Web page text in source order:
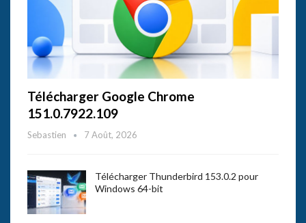
Télécharger Google Chrome
151.0.7922.109
Sebastien 7 Août, 2026
Télécharger Thunderbird 153.0.2 pour
Windows 64-bit